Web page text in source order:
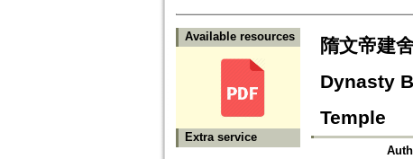
Available resources
Extra service
隋文帝建
Dynasty
Temple